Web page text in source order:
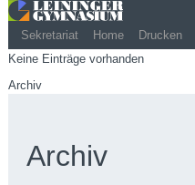
Sekretariat Home
Drucken
Keine Einträge vorhanden
Archiv
Archiv